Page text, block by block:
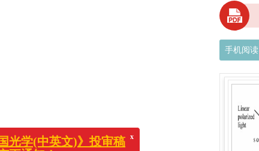
手机阅读
系统变更通知！